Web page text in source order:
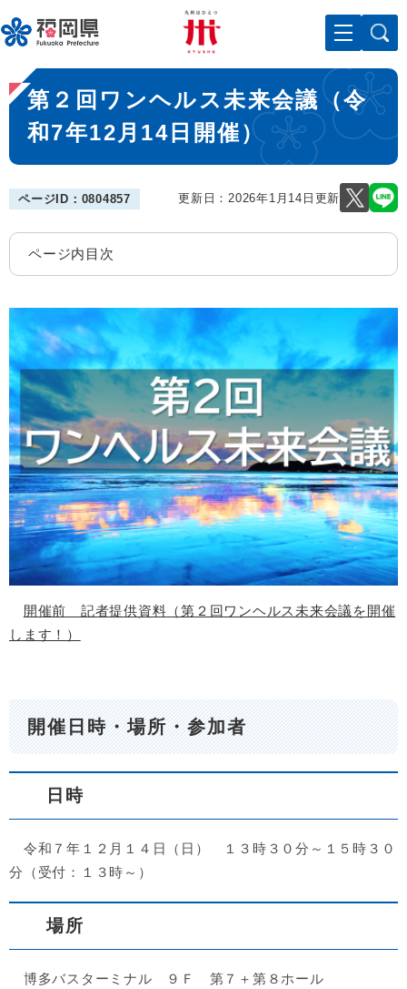
ー
ジ
先
頭
。
メニューを飛ばして本文へ
本
文
第２回ワンヘルス未来会議（令
和7年12月14日開催）
ページID：0804857 更新日：2026年1月14日更新
ページ内目次
開催前 記者提供資料（第２回ワンヘルス未来会議を開催
します！）
開催日時・場所・参加者
日時
令和７年１２月１４日（日） １３時３０分～１５時３０
分（受付：１３時～）​
場所
博多バスターミナル ９Ｆ 第７＋第８ホール